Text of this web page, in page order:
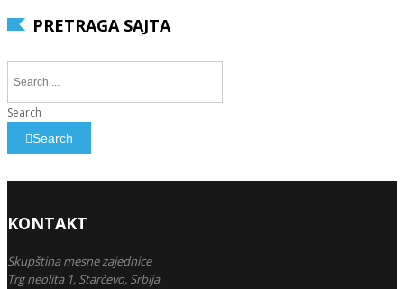
PRETRAGA SAJTA
Search
Search
KONTAKT
Skupština mesne zajednice
Trg neolita 1, Starčevo, Srbija